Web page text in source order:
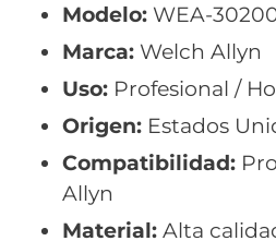
Modelo: WEA-
Marca: Welch Allyn
Uso: Profesional /
Origen: Estados
Compatibilidad:
Allyn
Material: Alta